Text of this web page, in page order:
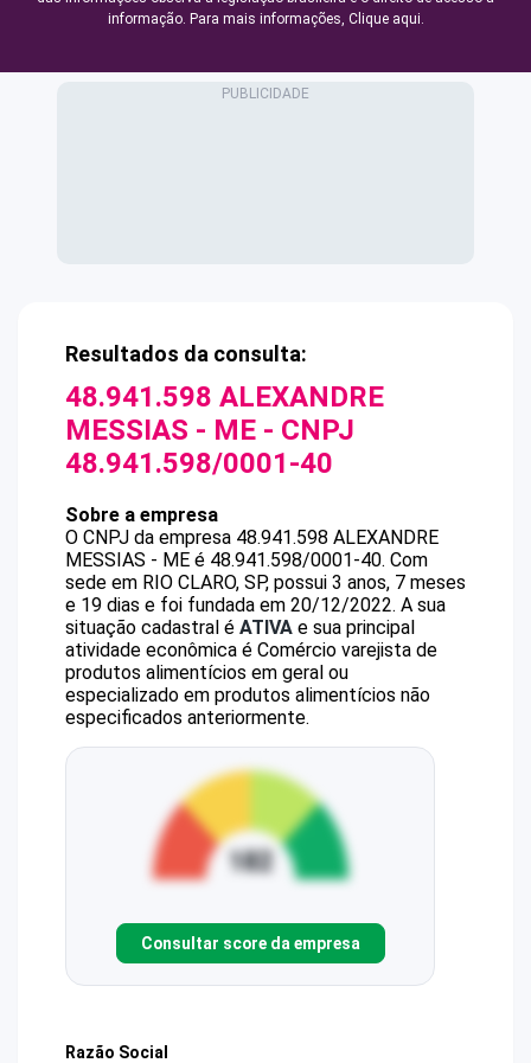
informação. Para mais informações, Clique aqui.
Resultados da consulta:
48.941.598 ALEXANDRE
MESSIAS - ME - CNPJ
48.941.598/0001-40
Sobre a empresa
O CNPJ da empresa 48.941.598 ALEXANDRE
MESSIAS - ME é 48.941.598/0001-40. Com
sede em RIO CLARO, SP, possui 3 anos, 7 meses
e 19 dias e foi fundada em 20/12/2022. A sua
situação cadastral é ATIVA e sua principal
atividade econômica é Comércio varejista de
produtos alimentícios em geral ou
especializado em produtos alimentícios não
especificados anteriormente.
Consultar score da empresa
Razão Social